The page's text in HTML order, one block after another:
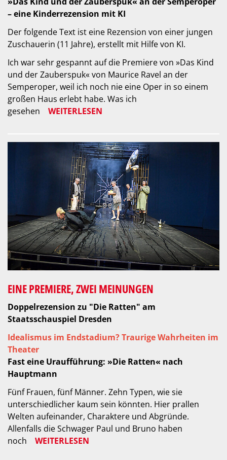
– eine Kinderrezension mit KI
Der folgende Text ist eine Rezension von einer jungen
Zuschauerin (11 Jahre), erstellt mit Hilfe von KI.
Ich war sehr gespannt auf die Premiere von »Das Kind
und der Zauberspuk« von Maurice Ravel an der
Semperoper, weil ich noch nie eine Oper in so einem
großen Haus erlebt habe. Was ich
gesehen
WEITERLESEN
EINE PREMIERE, ZWEI MEINUNGEN
Doppelrezension zu "Die Ratten" am
Staatsschauspiel Dresden
Idealismus im Endstadium? Traurige Wahrheiten im
Theater
Fast eine Uraufführung: »Die Ratten« nach
Hauptmann
Fünf Frauen, fünf Männer. Zehn Typen, wie sie
unterschiedlicher kaum sein könnten. Hier prallen
Welten aufeinander, Charaktere und Abgründe.
Allenfalls die Schwager Paul und Bruno haben
noch
WEITERLESEN